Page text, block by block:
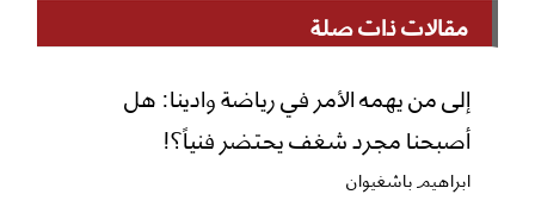
مقالات ذات صلة
إلى من يهمه الأمر في رياضة وادينا: هل
أصبحنا مجرد شغف يحتضر فنياً؟!
ابراهيم باشغيوان